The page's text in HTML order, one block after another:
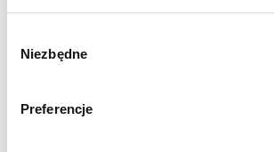
zgody
Niezbędne
Preferencje
Wide range of uses thanks to various
Weight 2 kg